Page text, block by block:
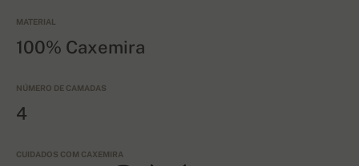
MATERIAL
100% Caxemira
NÚMERO DE CAMADAS
4
CUIDADOS COM CAXEMIRA